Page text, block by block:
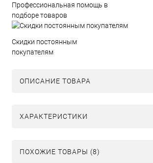
Профессиональная помощь в
подборе товаров
Скидки постоянным
покупателям
ОПИСАНИЕ ТОВАРА
ХАРАКТЕРИСТИКИ
ПОХОЖИЕ ТОВАРЫ (8)